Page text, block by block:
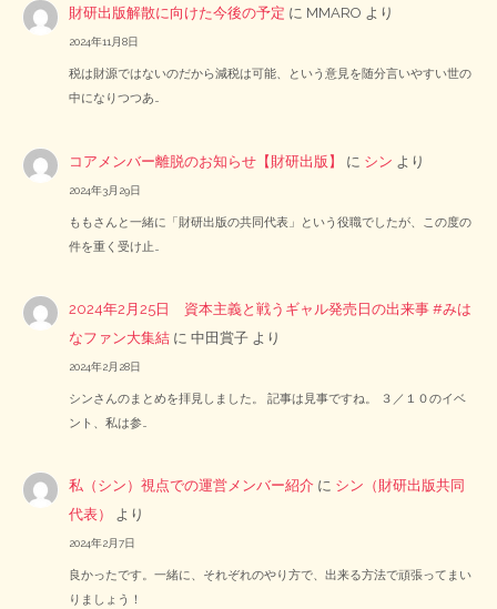
財研出版解散に向けた今後の予定 に MMARO より
2024年11月8日
税は財源ではないのだから減税は可能、という意見を随分言いやすい世の
中になりつつあ…
コアメンバー離脱のお知らせ【財研出版】 に シン より
2024年3月29日
ももさんと一緒に「財研出版の共同代表」という役職でしたが、この度の
件を重く受け止…
2024年2月25日 資本主義と戦うギャル発売日の出来事 #みは
なファン大集結 に中田賞子 より
2024年2月28日
シンさんのまとめを拝見しました。 記事は見事ですね。 ３／１０のイベ
ント、私は参…
私（シン）視点での運営メンバー紹介 に シン（財研出版共同
代表）
より
2024年2月7日
良かったです。一緒に、それぞれのやり方で、出来る方法で頑張ってまい
りましょう！